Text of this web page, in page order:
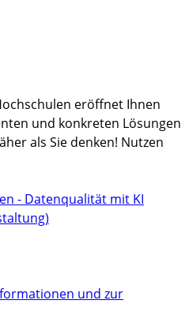
eröffnet Ihnen
und konkreten Lösungen
als Sie denken! Nutzen
- Datenqualität mit KI
und zur